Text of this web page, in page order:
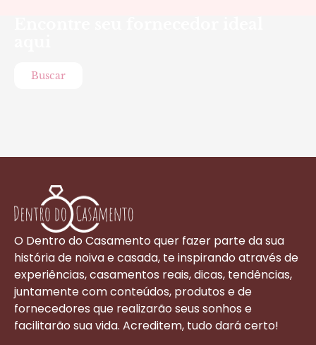
Buscar
O Dentro do Casamento quer fazer parte da sua
história de noiva e casada, te inspirando através de
experiências, casamentos reais, dicas, tendências,
juntamente com conteúdos, produtos e de
fornecedores que realizarão seus sonhos e
facilitarão sua vida. Acreditem, tudo dará certo!